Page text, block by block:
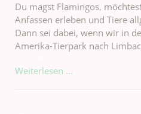
Du magst Flamingos,
Anfassen erleben und Tiere
Dann sei dabei, wenn wir in
Amerika-Tierpark nach
Weiterlesen …Flamingos,